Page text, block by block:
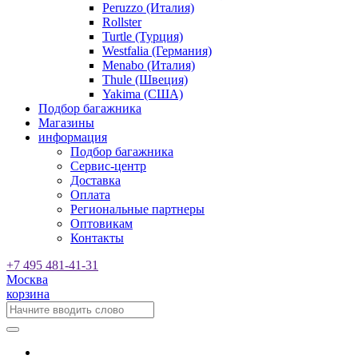
Peruzzo (Италия)
Rollster
Turtle (Турция)
Westfalia (Германия)
Menabo (Италия)
Thule (Швеция)
Yakima (США)
Подбор багажника
Магазины
информация
Подбор багажника
Сервис-центр
Доставка
Оплата
Региональные партнеры
Оптовикам
Контакты
+7 495 481-41-31
Москва
корзина